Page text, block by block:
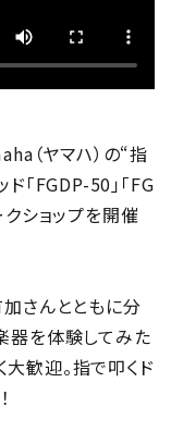
（ヤマハ）の“指
「FGDP-50」「FG
ショップを開催
さんとともに分
器を体験してみた
歓迎。指で叩くド